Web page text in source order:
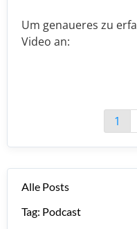
Um genaueres zu
Video an:
1
Alle Posts
Tag: Podcast